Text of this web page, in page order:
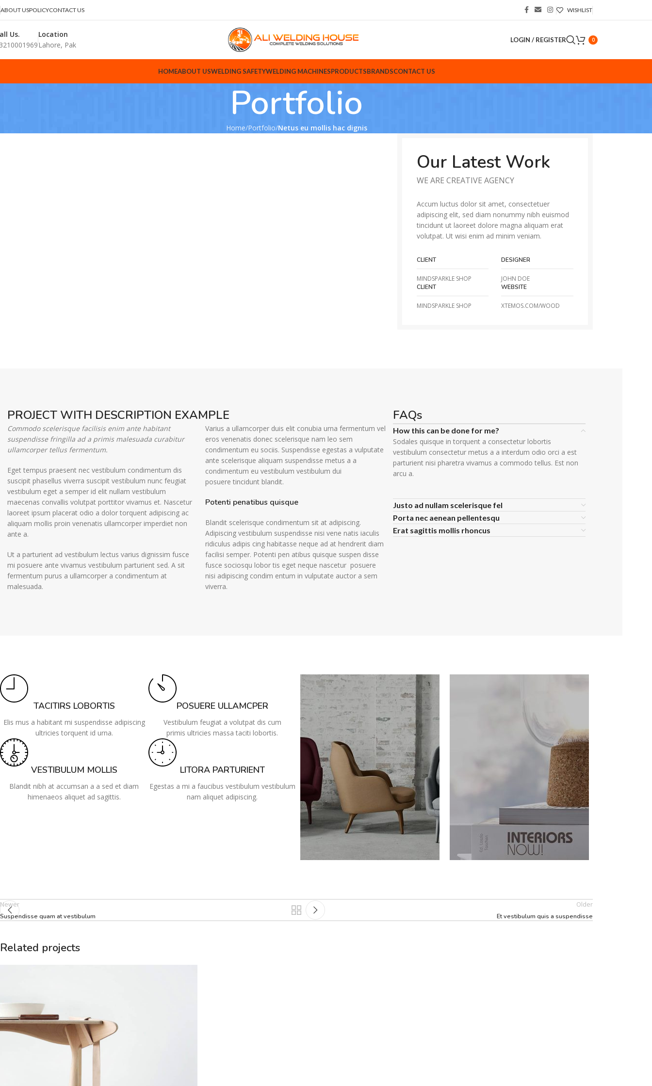
ABOUT USPOLICYCONTACT US WISHLIST
Us.
Location
Lahore, Pak
LOGIN / REGISTER 0
HOMEABOUT USWELDING SAFETYWELDING MACHINESPRODUCTSBRANDSCONTACT US
Portfolio
Home Portfolio Netus eu mollis hac dignis
Our Latest Work
WE ARE CREATIVE AGENCY
Accum luctus dolor sit amet, consectetuer
adipiscing elit, sed diam nonummy nibh euismod
tincidunt ut laoreet dolore magna aliquam erat
volutpat. Ut wisi enim ad minim veniam.
CLIENT
MINDSPARKLE SHOP
DESIGNER
JOHN DOE
CLIENT
MINDSPARKLE SHOP
WEBSITE
XTEMOS.COM/WOOD
PROJECT WITH DESCRIPTION EXAMPLE
Commodo scelerisque facilisis enim ante habitant
suspendisse fringilla ad a primis malesuada curabitur
ullamcorper tellus fermentum.
Eget tempus praesent nec vestibulum condimentum dis
suscipit phasellus viverra suscipit vestibulum nunc feugiat
vestibulum eget a semper id elit nullam vestibulum
maecenas convallis volutpat porttitor vivamus et. Nascetur
laoreet ipsum placerat odio a dolor torquent adipiscing ac
aliquam mollis proin venenatis ullamcorper imperdiet non
ante a.
Ut a parturient ad vestibulum lectus varius dignissim fusce
mi posuere ante vivamus vestibulum parturient sed. A sit
fermentum purus a ullamcorper a condimentum at
malesuada.
Varius a ullamcorper duis elit conubia urna fermentum vel
eros venenatis donec scelerisque nam leo sem
condimentum eu sociis. Suspendisse egestas a vulputate
ante scelerisque aliquam suspendisse metus a a
condimentum eu vestibulum vestibulum dui
posuere tincidunt blandit.
Potenti penatibus quisque
Blandit scelerisque condimentum sit at adipiscing.
Adipiscing vestibulum suspendisse nisi vene natis iaculis
ridiculus adipis cing habitasse neque ad at hendrerit diam
facilisi semper. Potenti pen atibus quisque suspen disse
fusce sociosqu lobor tis eget neque nascetur posuere
nisi adipiscing condim entum in vulputate auctor a sem
viverra.
FAQs
How this can be done for me?
Sodales quisque in torquent a consectetur lobortis
vestibulum consectetur metus a a interdum odio orci a est
parturient nisi pharetra vivamus a commodo tellus. Est non
arcu a.
Justo ad nullam scelerisque fel
Porta nec aenean pellentesqu
Erat sagittis mollis rhoncus
TACITIRS LOBORTIS
Elis mus a habitant mi suspendisse adipiscing
ultricies torquent id urna.
VESTIBULUM MOLLIS
Blandit nibh at accumsan a a sed et diam
himenaeos aliquet ad sagittis.
POSUERE ULLAMCPER
Vestibulum feugiat a volutpat dis cum
primis ultricies massa taciti lobortis.
LITORA PARTURIENT
Egestas a mi a faucibus vestibulum vestibulum
nam aliquet adipiscing.
Newer
Suspendisse quam at vestibulum
Older
Et vestibulum quis a suspendisse
Related projects